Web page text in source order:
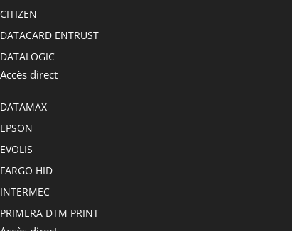
CITIZEN
DATACARD ENTRUST
DATALOGIC
Accès direct
DATAMAX
EPSON
EVOLIS
FARGO HID
INTERMEC
PRIMERA DTM PRINT